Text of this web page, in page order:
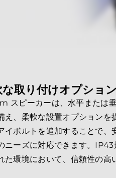
な取り付けオプション
スピーカーは、水平または
え、柔軟な設置オプション
イボルトを追加することで
ニーズに対応できます。
た環境において、信頼性の高